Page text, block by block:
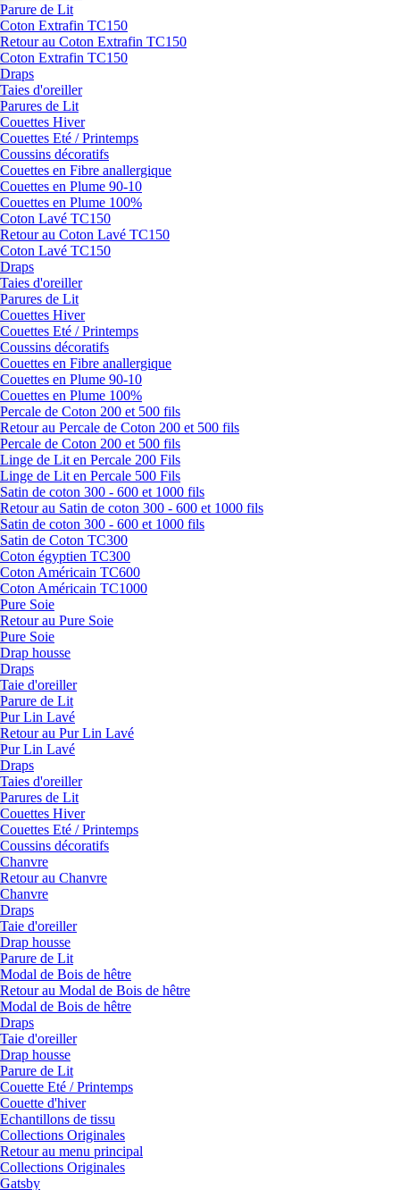
Parure de Lit
Coton Extrafin TC150
Retour au Coton Extrafin TC150
Coton Extrafin TC150
Draps
Taies d'oreiller
Parures de Lit
Couettes Hiver
Couettes Eté / Printemps
Coussins décoratifs
Couettes en Fibre anallergique
Couettes en Plume 90-10
Couettes en Plume 100%
Coton Lavé TC150
Retour au Coton Lavé TC150
Coton Lavé TC150
Draps
Taies d'oreiller
Parures de Lit
Couettes Hiver
Couettes Eté / Printemps
Coussins décoratifs
Couettes en Fibre anallergique
Couettes en Plume 90-10
Couettes en Plume 100%
Percale de Coton 200 et 500 fils
Retour au Percale de Coton 200 et 500 fils
Percale de Coton 200 et 500 fils
Linge de Lit en Percale 200 Fils
Linge de Lit en Percale 500 Fils
Satin de coton 300 - 600 et 1000 fils
Retour au Satin de coton 300 - 600 et 1000 fils
Satin de coton 300 - 600 et 1000 fils
Satin de Coton TC300
Coton égyptien TC300
Coton Américain TC600
Coton Américain TC1000
Pure Soie
Retour au Pure Soie
Pure Soie
Drap housse
Draps
Taie d'oreiller
Parure de Lit
Pur Lin Lavé
Retour au Pur Lin Lavé
Pur Lin Lavé
Draps
Taies d'oreiller
Parures de Lit
Couettes Hiver
Couettes Eté / Printemps
Coussins décoratifs
Chanvre
Retour au Chanvre
Chanvre
Draps
Taie d'oreiller
Drap housse
Parure de Lit
Modal de Bois de hêtre
Retour au Modal de Bois de hêtre
Modal de Bois de hêtre
Draps
Taie d'oreiller
Drap housse
Parure de Lit
Couette Eté / Printemps
Couette d'hiver
Echantillons de tissu
Collections Originales
Retour au menu principal
Collections Originales
Gatsby